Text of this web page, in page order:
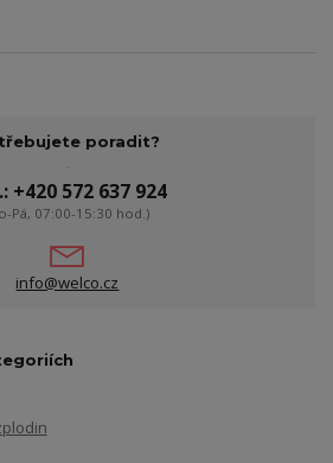
poradit?
+420 572 637 924
Pá, 07:00-15:30 hod.)
info@welco.cz